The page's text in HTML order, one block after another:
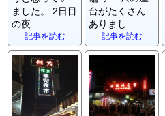
ました。 2日目
の夜...
記事を読む
台がたくさん
ありまし...
記事を読む